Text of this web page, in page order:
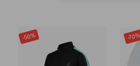
-50% -70%